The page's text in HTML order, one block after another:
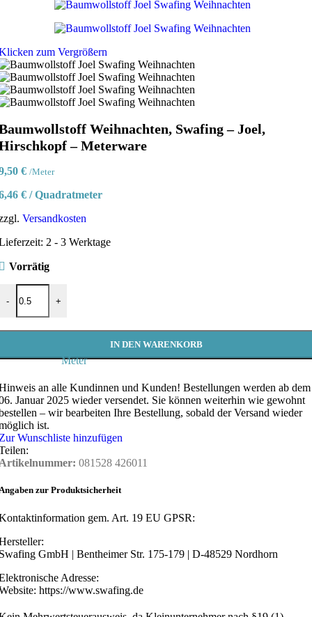
zum Vergrößern
Weihnachten, Swafing – Joel,
– Meterware
€ /Meter
€ /Quadratmeter
Versandkosten
2 - 3 Werktage
Vorrätig
-
Weihnachten, Swafing - Joel, Hirschkopf - Meterware
+
Meter
IN DEN WARENKORB
an alle Kundinnen und Kunden! Bestellungen werden ab dem
Januar 2025 wieder versendet. Sie können weiterhin wie gewohnt
– wir bearbeiten Ihre Bestellung, sobald der Versand wieder
ist.
Wunschliste hinzufügen
081528 426011
zur Produktsicherheit
gem. Art. 19 EU GPSR:
GmbH | Bentheimer Str. 175-179 | D-48529 Nordhorn
Adresse:
https://www.swafing.de